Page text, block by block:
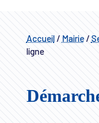
Accueil/ Mairie/
ligne